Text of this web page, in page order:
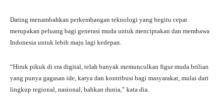
Dating menambahkan perkembangan teknologi yang begitu cepat
merupakan peluang bagi generasi muda untuk menciptakan dan membawa
Indonesia untuk lebih maju lagi kedepan.
“Hiruk pikuk di era digital, telah banyak memunculkan figur muda brilian
yang punya gagasan ide, karya dan kontribusi bagi masyarakat, mulai dari
lingkup regional, nasional, bahkan dunia,” kata dia.